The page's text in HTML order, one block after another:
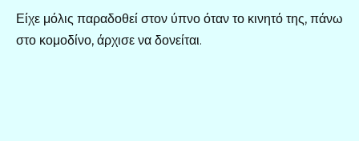
Είχε μόλις παραδοθεί στον ύπνο όταν το κινητό της, πάνω
στο κομοδίνο, άρχισε να δονείται.